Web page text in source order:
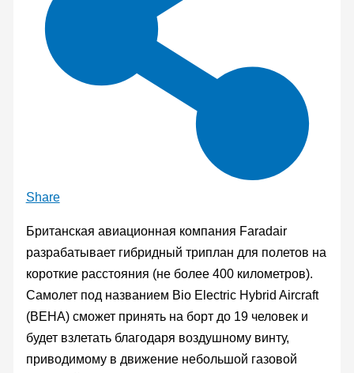
Share
Британская авиационная компания Faradair
разрабатывает гибридный триплан для полетов на
короткие расстояния (не более 400 километров).
Самолет под названием Bio Electric Hybrid Aircraft
(BEHA) сможет принять на борт до 19 человек и
будет взлетать благодаря воздушному винту,
приводимому в движение небольшой газовой